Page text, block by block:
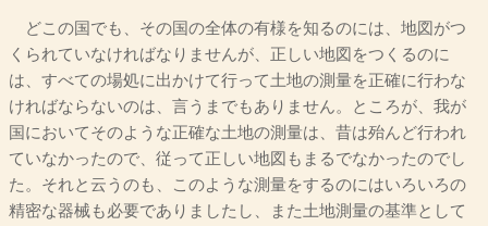
どこの国でも、その国の全体の有様を知るのには、地図がつ
くられていなければなりませんが、正しい地図をつくるのに
は、すべての場処に出かけて行って土地の測量を正確に行わな
ければならないのは、言うまでもありません。ところが、我が
国においてそのような正確な土地の測量は、昔は殆んど行われ
ていなかったので、従って正しい地図もまるでなかったのでし
た。それと云うのも、このような測量をするのにはいろいろの
精密な器械も必要でありましたし、また土地測量の基準として